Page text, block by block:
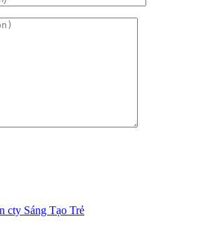
cty Sáng Tạo Trẻ